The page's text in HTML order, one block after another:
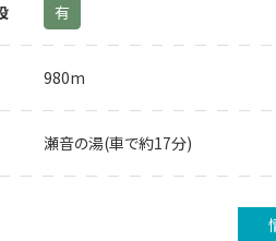
有
980m
瀬音の湯(車で約17分)